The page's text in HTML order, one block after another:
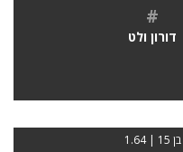
#
דורון ולט
בן 15 | 1.64